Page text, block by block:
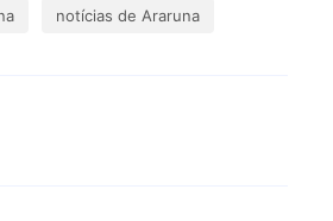
notícias de Araruna